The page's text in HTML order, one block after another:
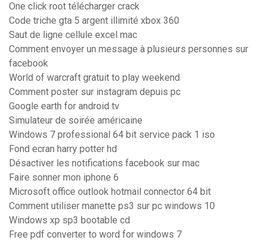
One click root télécharger crack
Code triche gta 5 argent illimité xbox 360
Saut de ligne cellule excel mac
Comment envoyer un message à plusieurs personnes sur
facebook
World of warcraft gratuit to play weekend
Comment poster sur instagram depuis pc
Google earth for android tv
Simulateur de soirée américaine
Windows 7 professional 64 bit service pack 1 iso
Fond ecran harry potter hd
Désactiver les notifications facebook sur mac
Faire sonner mon iphone 6
Microsoft office outlook hotmail connector 64 bit
Comment utiliser manette ps3 sur pc windows 10
Windows xp sp3 bootable cd
Free pdf converter to word for windows 7